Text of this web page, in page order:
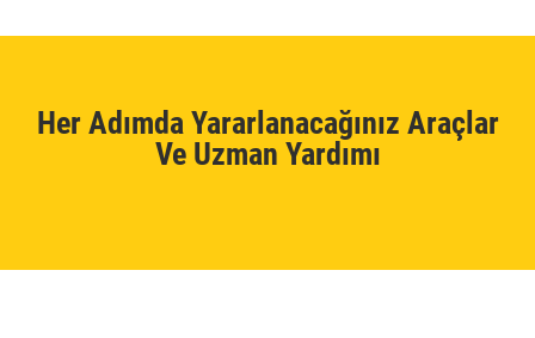
Her Adımda Yararlanacağınız Araçlar
Ve Uzman Yardımı